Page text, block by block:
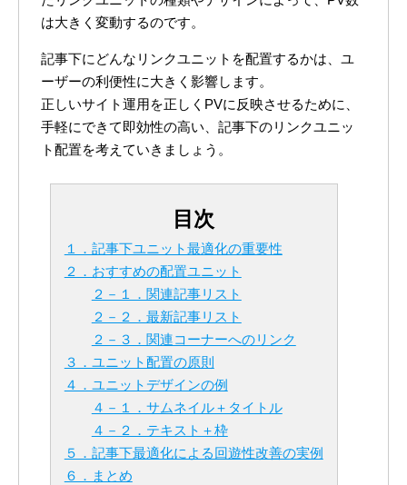
は大きく変動するのです。
記事下にどんなリンクユニットを配置するかは、ユ
ーザーの利便性に大きく影響します。
正しいサイト運用を正しくPVに反映させるために、
手軽にできて即効性の高い、記事下のリンクユニッ
ト配置を考えていきましょう。
目次
１．記事下ユニット最適化の重要性
２．おすすめの配置ユニット
２－１．関連記事リスト
２－２．最新記事リスト
２－３．関連コーナーへのリンク
３．ユニット配置の原則
４．ユニットデザインの例
４－１．サムネイル＋タイトル
４－２．テキスト＋枠
５．記事下最適化による回遊性改善の実例
６．まとめ